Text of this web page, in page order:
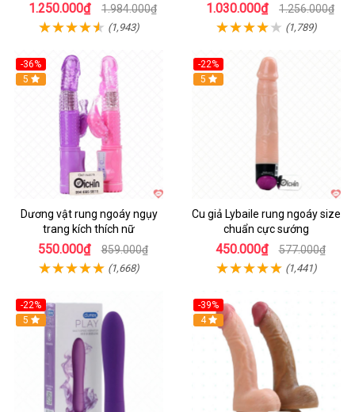
1.250.000₫ 1.984.000₫
(1,943)
1.030.000₫ 1.256.000₫
(1,789)
-36%
Hot
5
Dương vật rung ngoáy ngụy
trang kích thích nữ
550.000₫ 859.000₫
(1,668)
-22%
Hot
5
Cu giả Lybaile rung ngoáy size
chuẩn cực sướng
450.000₫ 577.000₫
(1,441)
-22%
Hot
5
-39%
Hot
4